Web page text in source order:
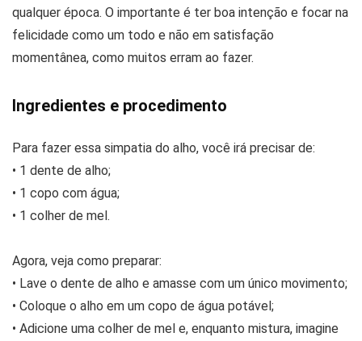
qualquer época. O importante é ter boa intenção e focar na
felicidade como um todo e não em satisfação
momentânea, como muitos erram ao fazer.
Ingredientes e procedimento
Para fazer essa simpatia do alho, você irá precisar de:
• 1 dente de alho;
• 1 copo com água;
• 1 colher de mel.
Agora, veja como preparar:
• Lave o dente de alho e amasse com um único movimento;
• Coloque o alho em um copo de água potável;
• Adicione uma colher de mel e, enquanto mistura, imagine